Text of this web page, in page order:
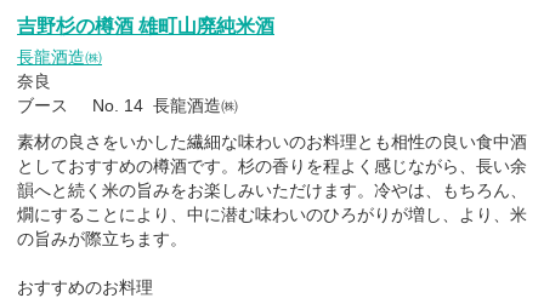
吉野杉の樽酒 雄町山廃純米酒
長龍酒造㈱
奈良
ブース No. 14 長龍酒造㈱
素材の良さをいかした繊細な味わいのお料理とも相性の良い食中酒
としておすすめの樽酒です。杉の香りを程よく感じながら、長い余
韻へと続く米の旨みをお楽しみいただけます。冷やは、もちろん、
燗にすることにより、中に潜む味わいのひろがりが増し、より、米
の旨みが際立ちます。
おすすめのお料理